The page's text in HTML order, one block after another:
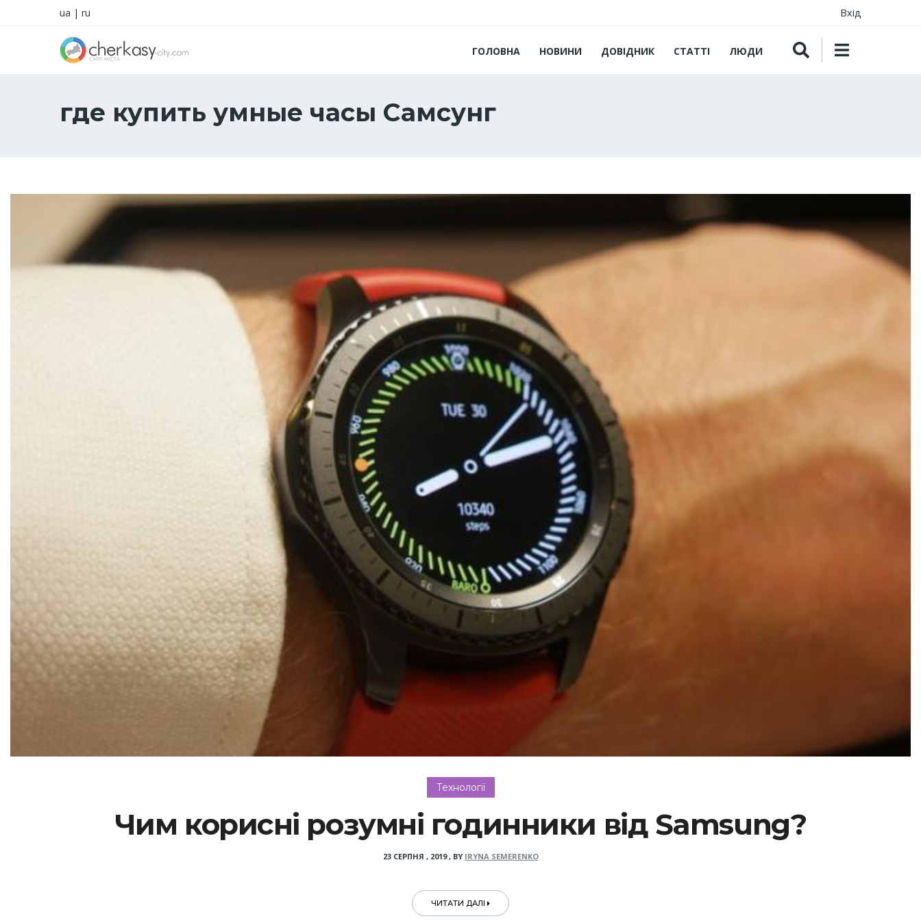
ua | ru Вхід
ГОЛОВНА НОВИНИ ДОВІДНИК СТАТТІ ЛЮДИ
где купить умные часы Самсунг
Технології
Чим корисні розумні годинники від Samsung?
23 СЕРПНЯ , 2019, BY IRYNA SEMERENKO
ЧИТАТИ ДАЛІ